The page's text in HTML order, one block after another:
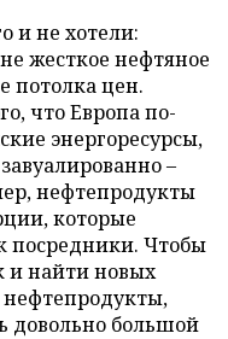
и не хотели:
жесткое нефтяное
потолка цен.
что Европа по-
энергоресурсы,
–
нефтепродукты
которые
посредники. Чтобы
и найти новых
довольно большой